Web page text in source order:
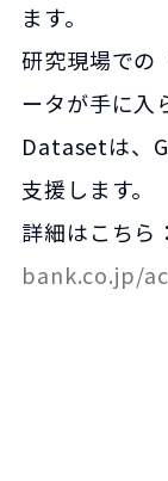
ます。
研究現場での
ータが手に入
Datasetは、
支援します。
詳細はこちら：
bank.co.jp/